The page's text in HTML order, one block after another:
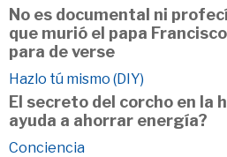
No es documental ni
que murió el papa
para de verse
Hazlo tú mismo (DIY)
El secreto del corcho en la
ayuda a ahorrar energía?
Conciencia